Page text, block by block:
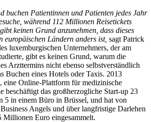
buchen Patientinnen und Patienten jedes Jahr
während 112 Millionen Reisetickets
keinen Grund anzunehmen, dass dieses
europäischen Ländern anders ist, sagt Patrick
luxemburgischen Unternehmers, der am
gibt es keinen Grund, warum die
Arzttermins nicht ebenso selbstverständlich
Buchen eines Hotels oder Taxis. 2013
eine Online-Plattform für medizinische
beschäftigt das großherzogliche Start-up 23
5 in einem Büro in Brüssel, und hat von
Angels und über langfristige Darlehen
Millionen Euro eingesammelt.